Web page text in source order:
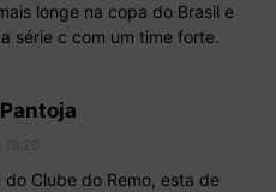
longe na copa do Brasil e
série c com um time forte.
do Clube do Remo, esta de